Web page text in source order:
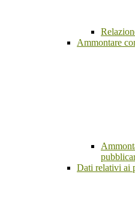
Ammontare
Dati relativi ai